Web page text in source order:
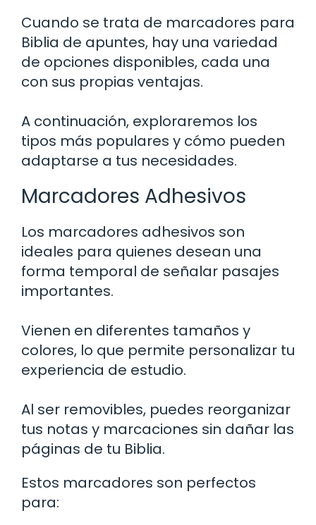
Cuando se trata de marcadores para
Biblia de apuntes, hay una variedad
de opciones disponibles, cada una
con sus propias ventajas.
A continuación, exploraremos los
tipos más populares y cómo pueden
adaptarse a tus necesidades.
Marcadores Adhesivos
Los marcadores adhesivos son
ideales para quienes desean una
forma temporal de señalar pasajes
importantes.
Vienen en diferentes tamaños y
colores, lo que permite personalizar tu
experiencia de estudio.
Al ser removibles, puedes reorganizar
tus notas y marcaciones sin dañar las
páginas de tu Biblia.
Estos marcadores son perfectos
para: